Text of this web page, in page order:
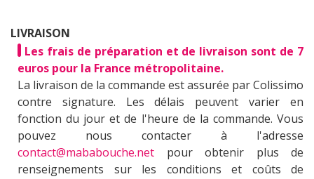
LIVRAISON
Les frais de préparation et de livraison sont de 7
euros pour la France métropolitaine.
La livraison de la commande est assurée par Colissimo
contre signature. Les délais peuvent varier en
fonction du jour et de l'heure de la commande. Vous
pouvez nous contacter à l'adresse
contact@mababouche.net pour obtenir plus de
renseignements sur les conditions et coûts de